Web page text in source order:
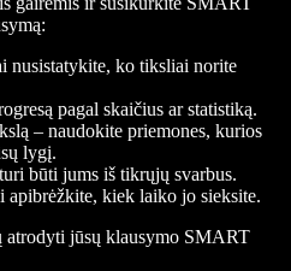
nusistatykite, ko tiksliai norite
pagal skaičius ar statistiką.
– naudokite priemones, kurios
lygį.
būti jums iš tikrųjų svarbus.
apibrėžkite, kiek laiko jo sieksite.
atrodyti jūsų klausymo SMART